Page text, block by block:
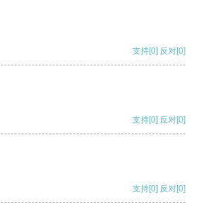
支持[0] 反对[0]
支持[0] 反对[0]
支持[0] 反对[0]